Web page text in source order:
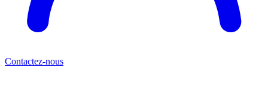
Contactez-nous